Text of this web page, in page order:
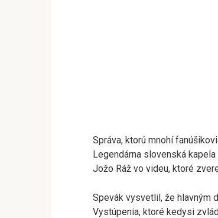
Správa, ktorú mnohí
Legendárna slovenská
Jožo Ráž vo videu, ktoré
Spevák vysvetlil, že hlavným
Vystúpenia, ktoré kedysi